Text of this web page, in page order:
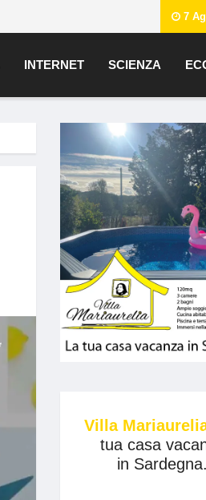
7
INTERNET SCIENZA
Villa
tua casa
in Sardegna.